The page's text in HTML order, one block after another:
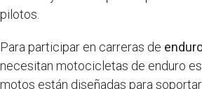
pilotos.
Para participar en carreras de
necesitan motocicletas de enduro
motos están diseñadas para